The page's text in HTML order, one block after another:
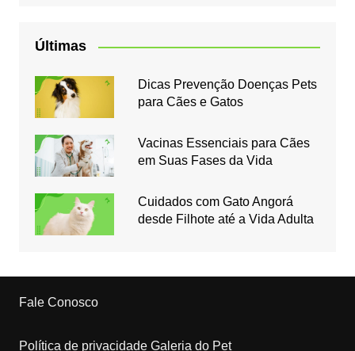
Últimas
Dicas Prevenção Doenças Pets
para Cães e Gatos
Vacinas Essenciais para Cães
em Suas Fases da Vida
Cuidados com Gato Angorá
desde Filhote até a Vida Adulta
Fale Conosco
Política de privacidade Galeria do Pet